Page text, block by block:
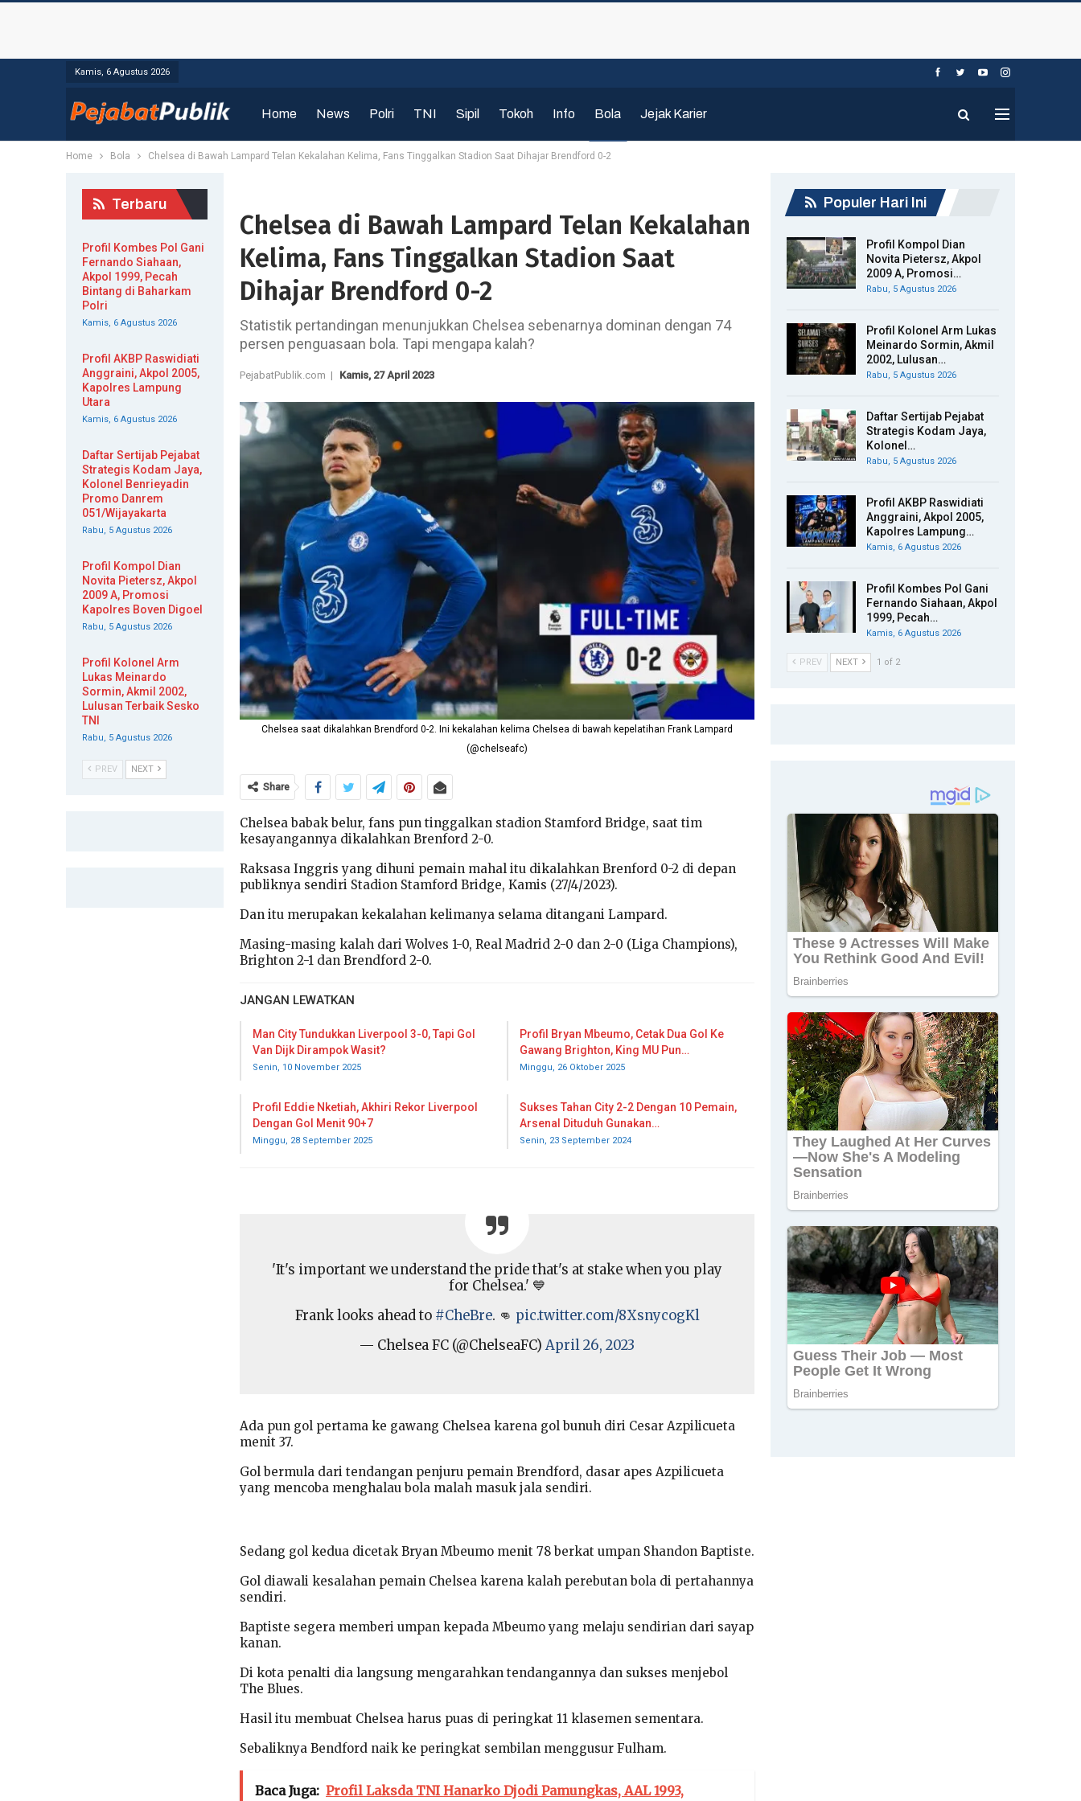
Kamis, 6 Agustus 2026
Home News Polri TNI Sipil Tokoh Info Bola Jejak Karier
Home Bola Chelsea di Bawah Lampard Telan Kekalahan Kelima, Fans Tinggalkan Stadion Saat Dihajar Brendford 0-2
Chelsea di Bawah Lampard Telan Kekalahan
Kelima, Fans Tinggalkan Stadion Saat
Dihajar Brendford 0-2
Statistik pertandingan menunjukkan Chelsea sebenarnya dominan dengan 74
persen penguasaan bola. Tapi mengapa kalah?
PejabatPublik.com | Kamis, 27 April 2023
Chelsea saat dikalahkan Brendford 0-2. Ini kekalahan kelima Chelsea di bawah kepelatihan Frank Lampard
(@chelseafc)
Share
Chelsea babak belur, fans pun tinggalkan stadion Stamford Bridge, saat tim
kesayangannya dikalahkan Brenford 2-0.
Raksasa Inggris yang dihuni pemain mahal itu dikalahkan Brenford 0-2 di depan
publiknya sendiri Stadion Stamford Bridge, Kamis (27/4/2023).
Dan itu merupakan kekalahan kelimanya selama ditangani Lampard.
Masing-masing kalah dari Wolves 1-0, Real Madrid 2-0 dan 2-0 (Liga Champions),
Brighton 2-1 dan Brendford 2-0.
JANGAN LEWATKAN
Man City Tundukkan Liverpool 3-0, Tapi Gol
Van Dijk Dirampok Wasit?
Senin, 10 November 2025
Profil Bryan Mbeumo, Cetak Dua Gol Ke
Gawang Brighton, King MU Pun…
Minggu, 26 Oktober 2025
Profil Eddie Nketiah, Akhiri Rekor Liverpool
Dengan Gol Menit 90+7
Minggu, 28 September 2025
Sukses Tahan City 2-2 Dengan 10 Pemain,
Arsenal Dituduh Gunakan…
Senin, 23 September 2024
'It's important we understand the pride that's at stake when you play
for Chelsea.' 💙
Frank looks ahead to #CheBre. 👊 pic.twitter.com/8XsnycogKl
— Chelsea FC (@ChelseaFC) April 26, 2023
Ada pun gol pertama ke gawang Chelsea karena gol bunuh diri Cesar Azpilicueta
menit 37.
Gol bermula dari tendangan penjuru pemain Brendford, dasar apes Azpilicueta
yang mencoba menghalau bola malah masuk jala sendiri.
Sedang gol kedua dicetak Bryan Mbeumo menit 78 berkat umpan Shandon Baptiste.
Gol diawali kesalahan pemain Chelsea karena kalah perebutan bola di pertahannya
sendiri.
Baptiste segera memberi umpan kepada Mbeumo yang melaju sendirian dari sayap
kanan.
Di kota penalti dia langsung mengarahkan tendangannya dan sukses menjebol
The Blues.
Hasil itu membuat Chelsea harus puas di peringkat 11 klasemen sementara.
Sebaliknya Bendford naik ke peringkat sembilan menggusur Fulham.
Baca Juga: Profil Laksda TNI Hanarko Djodi Pamungkas, AAL 1993,
Populer Hari Ini
Profil Kompol Dian
Novita Pietersz, Akpol
2009 A, Promosi…
Rabu, 5 Agustus 2026
Profil Kolonel Arm Lukas
Meinardo Sormin, Akmil
2002, Lulusan…
Rabu, 5 Agustus 2026
Daftar Sertijab Pejabat
Strategis Kodam Jaya,
Kolonel…
Rabu, 5 Agustus 2026
Profil AKBP Raswidiati
Anggraini, Akpol 2005,
Kapolres Lampung…
Kamis, 6 Agustus 2026
Profil Kombes Pol Gani
Fernando Siahaan, Akpol
1999, Pecah…
Kamis, 6 Agustus 2026
PREV NEXT 1 of 2
Terbaru
Profil Kombes Pol Gani
Fernando Siahaan,
Akpol 1999, Pecah
Bintang di Baharkam
Polri
Kamis, 6 Agustus 2026
Profil AKBP Raswidiati
Anggraini, Akpol 2005,
Kapolres Lampung
Utara
Kamis, 6 Agustus 2026
Daftar Sertijab Pejabat
Strategis Kodam Jaya,
Kolonel Benrieyadin
Promo Danrem
051/Wijayakarta
Rabu, 5 Agustus 2026
Profil Kompol Dian
Novita Pietersz, Akpol
2009 A, Promosi
Kapolres Boven Digoel
Rabu, 5 Agustus 2026
Profil Kolonel Arm
Lukas Meinardo
Sormin, Akmil 2002,
Lulusan Terbaik Sesko
TNI
Rabu, 5 Agustus 2026
PREV NEXT